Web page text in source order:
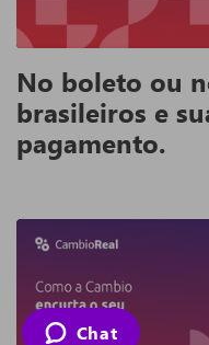
No boleto ou
brasileiros e
pagamento.
Chat